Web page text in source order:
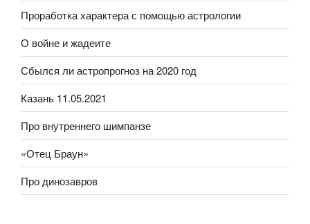
Проработка характера с помощью астрологии
О войне и жадеите
Сбылся ли астропрогноз на 2020 год
Казань 11.05.2021
Про внутреннего шимпанзе
«Отец Браун»
Про динозавров